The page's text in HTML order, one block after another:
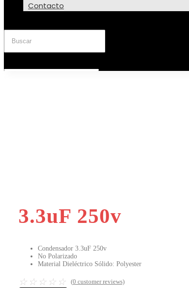
Contacto
3.3uF 250v
Condensador 3.3uF 250v
No Polarizado
Material Dieléctrico Sólido: Polyester
☆ ☆ ☆ ☆ ☆ (0 customer reviews)